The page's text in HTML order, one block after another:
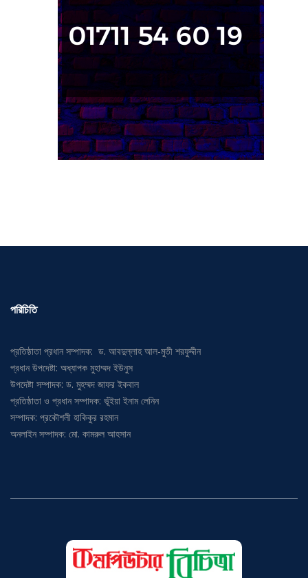
পরিচিতি
প্রতিষ্ঠাতা প্রধান সম্পাদক: ড. আবদুল্লাহ আল-মুতী শরফুদ্দীন
প্রধান উপদেষ্টা: অধ্যাপক মুহাম্মদ ইউনুস
উপদেষ্টা সম্পাদক: ড. মুহম্মদ জাফর ইকবাল
প্রতিষ্ঠাতা ও প্রধান সম্পাদক: ভূঁইয়া ইনাম লেনিন
সম্পাদক: প্রকৌশলী হাকিকুর রহমান
অনলাইন সম্পাদক: মো. কামরুল আহসান